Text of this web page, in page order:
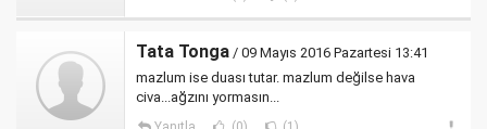
Tata Tonga / 09 Mayıs 2016 Pazartesi 13:41
mazlum ise duası tutar. mazlum değilse hava
civa...ağzını yormasın...